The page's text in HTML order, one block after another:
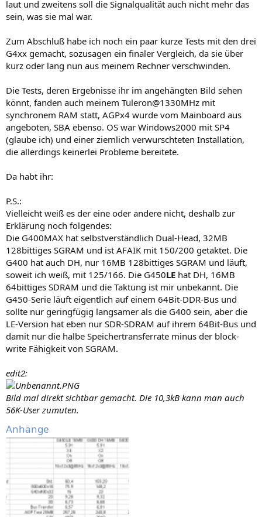
laut und zweitens soll die Signalqualität auch nicht mehr das
sein, was sie mal war.
Zum Abschluß habe ich noch ein paar kurze Tests mit den drei
G4xx gemacht, sozusagen ein finaler Vergleich, da sie über
kurz oder lang nun aus meinem Rechner verschwinden.
Die Tests, deren Ergebnisse ihr im angehängten Bild sehen
könnt, fanden auch meinem Tuleron@1330MHz mit
synchronem RAM statt, AGPx4 wurde vom Mainboard aus
angeboten, SBA ebenso. OS war Windows2000 mit SP4
(glaube ich) und einer ziemlich verwurschteten Installation,
die allerdings keinerlei Probleme bereitete.
Da habt ihr:
P.S.:
Vielleicht weiß es der eine oder andere nicht, deshalb zur
Erklärung noch folgendes:
Die G400MAX hat selbstverständlich Dual-Head, 32MB
128bittiges SGRAM und ist AFAIK mit 150/200 getaktet. Die
G400 hat auch DH, nur 16MB 128bittiges SGRAM und läuft,
soweit ich weiß, mit 125/166. Die G450LE hat DH, 16MB
64bittiges SDRAM und die Taktung ist mir unbekannt. Die
G450-Serie läuft eigentlich auf einem 64Bit-DDR-Bus und
sollte nur geringfügig langsamer als die G400 sein, aber die
LE-Version hat eben nur SDR-SDRAM auf ihrem 64Bit-Bus und
damit nur die halbe Speichertransferrate minus der block-
write Fähigkeit von SGRAM.
edit2:
Bild mal direkt sichtbar gemacht. Die 10,3kB kann man auch
56K-User zumuten.
Anhänge